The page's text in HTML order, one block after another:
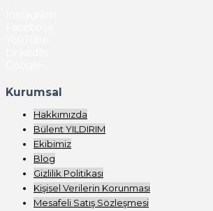
Kurumsal
Hakkımızda
Bülent YILDIRIM
Ekibimiz
Blog
Gizlilik Politikası
Kişisel Verilerin Korunması
Mesafeli Satış Sözleşmesi